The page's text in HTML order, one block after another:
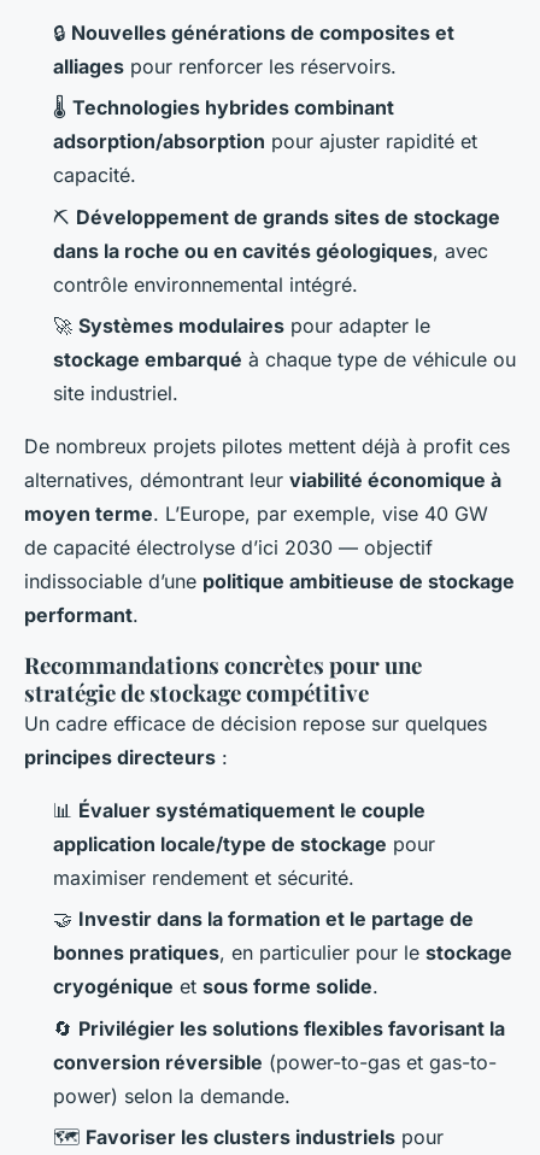
🔒 Nouvelles générations de composites et
alliages pour renforcer les réservoirs.
🌡 Technologies hybrides combinant
adsorption/absorption pour ajuster rapidité et
capacité.
⛏ Développement de grands sites de stockage
dans la roche ou en cavités géologiques, avec
contrôle environnemental intégré.
🚀 Systèmes modulaires pour adapter le
stockage embarqué à chaque type de véhicule ou
site industriel.
De nombreux projets pilotes mettent déjà à profit ces
alternatives, démontrant leur viabilité économique à
moyen terme. L’Europe, par exemple, vise 40 GW
de capacité électrolyse d’ici 2030 — objectif
indissociable d’une politique ambitieuse de stockage
performant.
Recommandations concrètes pour une
stratégie de stockage compétitive
Un cadre efficace de décision repose sur quelques
principes directeurs :
📊 Évaluer systématiquement le couple
application locale/type de stockage pour
maximiser rendement et sécurité.
🤝 Investir dans la formation et le partage de
bonnes pratiques, en particulier pour le stockage
cryogénique et sous forme solide.
🔄 Privilégier les solutions flexibles favorisant la
conversion réversible (power-to-gas et gas-to-
power) selon la demande.
🗺 Favoriser les clusters industriels pour